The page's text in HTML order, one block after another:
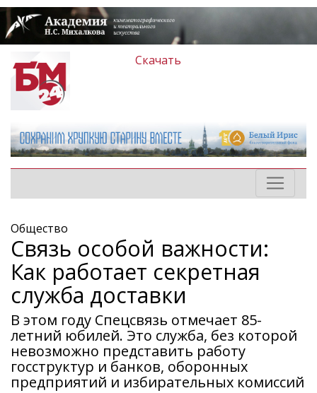
Скачать
Общество
Связь особой важности:
Как работает секретная
служба доставки
В этом году Спецсвязь отмечает 85-
летний юбилей. Это служба, без которой
невозможно представить работу
госструктур и банков, оборонных
предприятий и избирательных комиссий